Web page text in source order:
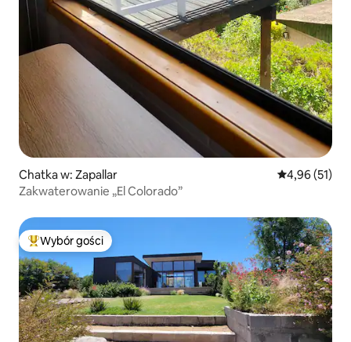
Chatka w: Zapallar Średnia
4,96 (51)
Zakwaterowanie „El Colorado”
Najpopularniejsze z kategorii Wybór gości
Wybór gości